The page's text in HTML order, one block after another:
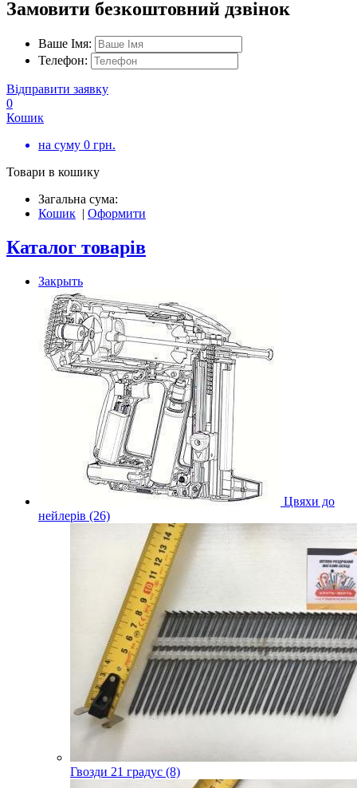
Замовити безкоштовний дзвінок
Ваше Імя:
Телефон:
Відправити заявку
0
Кошик
на суму 0 грн.
Товари в кошику
Загальна сума:
Кошик | Оформити
Каталог товарів
Закрыть
Цвяхи до
нейлерів (26)
Гвозди 21 градус (8)